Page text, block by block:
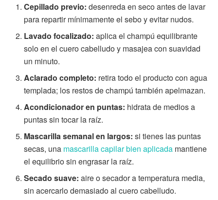
Cepillado previo: desenreda en seco antes de lavar
para repartir mínimamente el sebo y evitar nudos.
Lavado focalizado: aplica el champú equilibrante
solo en el cuero cabelludo y masajea con suavidad
un minuto.
Aclarado completo: retira todo el producto con agua
templada; los restos de champú también apelmazan.
Acondicionador en puntas: hidrata de medios a
puntas sin tocar la raíz.
Mascarilla semanal en largos: si tienes las puntas
secas, una mascarilla capilar bien aplicada mantiene
el equilibrio sin engrasar la raíz.
Secado suave: aire o secador a temperatura media,
sin acercarlo demasiado al cuero cabelludo.